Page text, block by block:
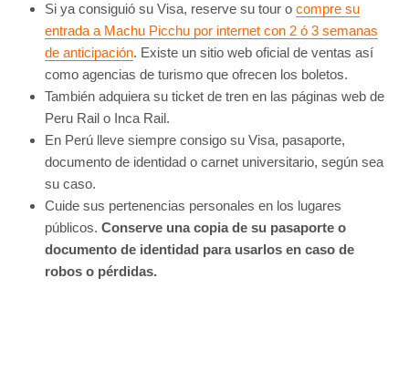
Si ya consiguió su Visa, reserve su tour o compre su
entrada a Machu Picchu por internet con 2 ó 3 semanas
de anticipación. Existe un sitio web oficial de ventas así
como agencias de turismo que ofrecen los boletos.
También adquiera su ticket de tren en las páginas web de
Peru Rail o Inca Rail.
En Perú lleve siempre consigo su Visa, pasaporte,
documento de identidad o carnet universitario, según sea
su caso.
Cuide sus pertenencias personales en los lugares
públicos. Conserve una copia de su pasaporte o
documento de identidad para usarlos en caso de
robos o pérdidas.